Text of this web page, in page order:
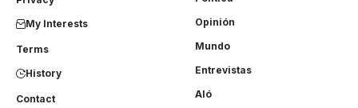
My Interests
Terms
History
Contact
Opinión
Mundo
Entrevistas
Aló